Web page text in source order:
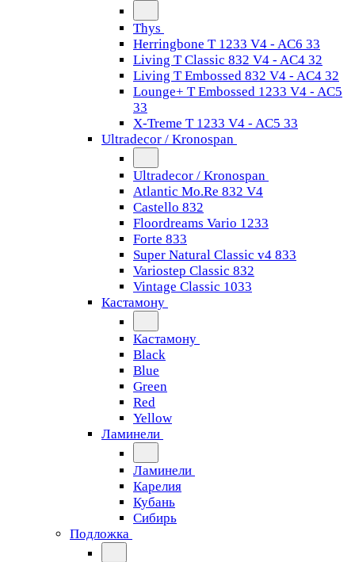
Thys
Herringbone T 1233 V4 - AC6 33
Living T Classic 832 V4 - AC4 32
Living T Embossed 832 V4 - AC4 32
Lounge+ T Embossed 1233 V4 - AC5
33
X-Treme T 1233 V4 - AC5 33
Ultradecor / Kronospan
Ultradecor / Kronospan
Atlantic Mo.Re 832 V4
Castello 832
Floordreams Vario 1233
Forte 833
Super Natural Classic v4 833
Variostep Classic 832
Vintage Classic 1033
Кастамону
Кастамону
Black
Blue
Green
Red
Yellow
Ламинели
Ламинели
Карелия
Кубань
Сибирь
Подложка